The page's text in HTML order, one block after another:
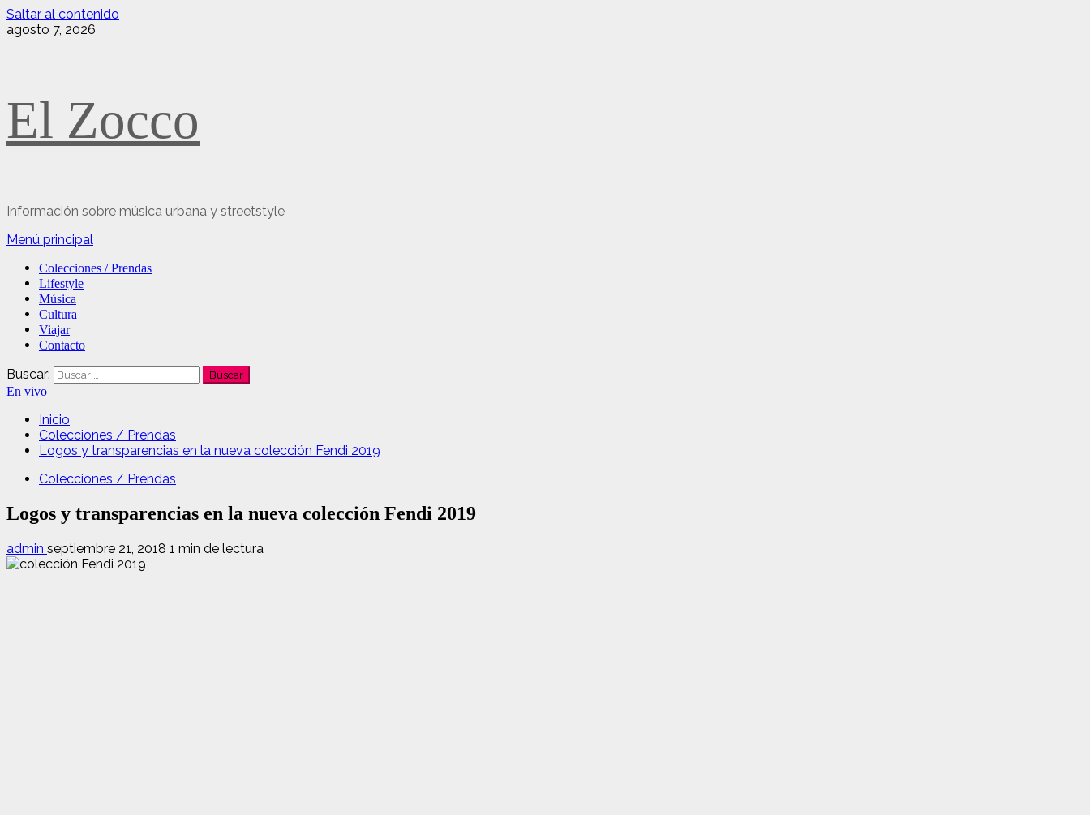
Saltar al contenido
agosto 7, 2026
El Zocco
Información sobre música urbana y streetstyle
Menú principal
Colecciones / Prendas
Lifestyle
Música
Cultura
Viajar
Contacto
Buscar:
En vivo
Inicio
Colecciones / Prendas
Logos y transparencias en la nueva colección Fendi 2019
Colecciones / Prendas
Logos y transparencias en la nueva colección Fendi 2019
admin septiembre 21, 2018 1 min de lectura